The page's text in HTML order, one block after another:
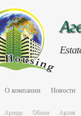
О компании Новости
Аренда Обмен Архив